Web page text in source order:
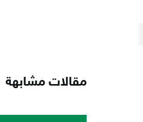
مقالات مشابهة